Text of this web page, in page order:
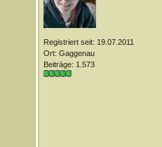
Registriert seit: 19.07.2011
Ort: Gaggenau
Beiträge: 1.573